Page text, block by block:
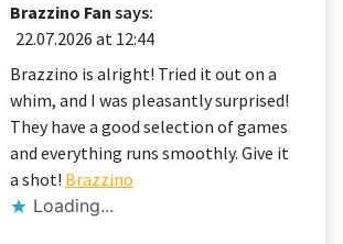
Brazzino Fan says:
22.07.2026 at 12:44
Brazzino is alright! Tried it out on a
whim, and I was pleasantly surprised!
They have a good selection of games
and everything runs smoothly. Give it
a shot! Brazzino
Loading...